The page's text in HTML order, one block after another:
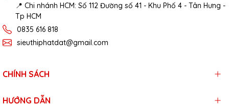
📍 Chi nhánh HCM: Số 112 Đường số 41 - Khu Phố 4 - Tân Hưng -
Tp HCM
0835 616 818
sieuthiphatdat@gmail.com
CHÍNH SÁCH
HƯỚNG DẪN